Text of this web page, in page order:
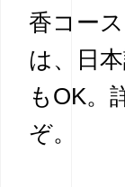
香コー
は、日
もOK。
ぞ。